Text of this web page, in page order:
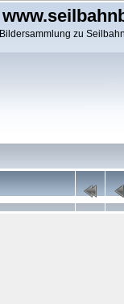
Bildersammlung zu